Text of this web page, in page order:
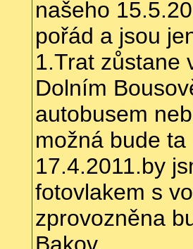
našeho
pořád a jsou
1.Trat zůstane
Dolním
autobusem
možná bude
17.4.2011.by
fotovlakem s
zprovozněna